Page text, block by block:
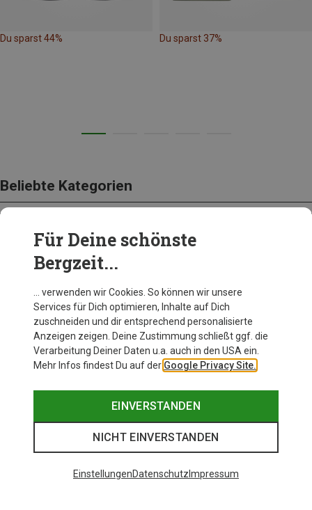
Du sparst 44% Du sparst 37%
Beliebte Kategorien
BEKLEIDUNG
Für Deine schönste
Bergzeit...
… verwenden wir Cookies. So können wir unsere
Services für Dich optimieren, Inhalte auf Dich
zuschneiden und dir entsprechend personalisierte
Anzeigen zeigen. Deine Zustimmung schließt ggf. die
Verarbeitung Deiner Daten u.a. auch in den USA ein.
Mehr Infos findest Du auf der Google Privacy Site.
EINVERSTANDEN
NICHT EINVERSTANDEN
EinstellungenDatenschutz Impressum